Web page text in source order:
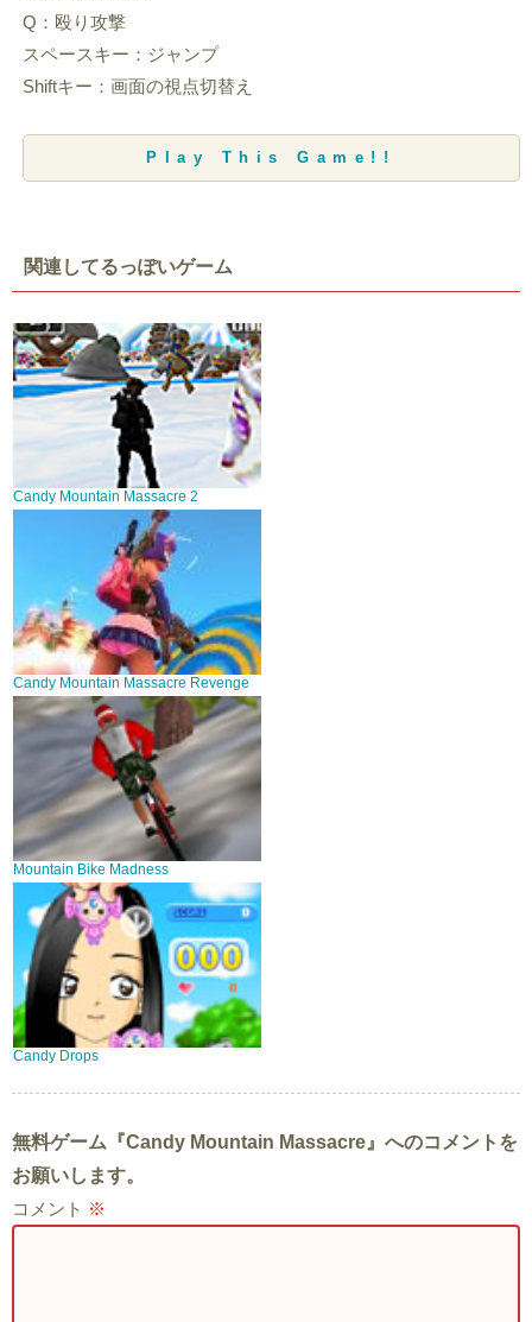
Q：殴り攻撃
スペースキー：ジャンプ
Shiftキー：画面の視点切替え
Play This Game!!
関連してるっぽいゲーム
Candy Mountain Massacre 2
Candy Mountain Massacre Revenge
Mountain Bike Madness
Candy Drops
無料ゲーム『Candy Mountain Massacre』へのコメントを
お願いします。
コメント ※